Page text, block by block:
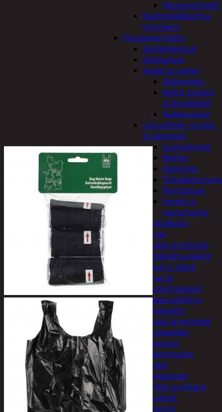
Vesiautomaatit
Ruohonleikkurit ja
trimmerit
Puutarhan hoito
Kastelukannut
Kateharsot
Kukat ja ruukut
Altakastelu
Ketjut, koukut
ja kiinnikkeet
Kukkaruukut
Lannoitteet, myrkyt
ja siemenet
Lisäravinteet
Myrkyt
Siemenet
Pensastuet
Verkot ja
reunanauha
Puutarhatyökalut
Harjat
Kuokat ja haravat
Lumikolat ja lapiot
Saavit ja astiat
Sahat ja
puutarhasakset
Reppuruiskut ja
painepullot
Pihapatsaat ja koristeet
Postilaatikot
Valaisimet ja lamput
Aurinkokennovalot
Koristevalot
Koristevalaisimet
Loisteputket ja lamput
Pihavalaisimet
Sisävalaisimet